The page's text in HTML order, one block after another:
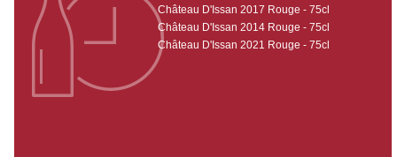
Château D'Issan 2017 Rouge - 75cl
Château D'Issan 2014 Rouge - 75cl
Château D'Issan 2021 Rouge - 75cl